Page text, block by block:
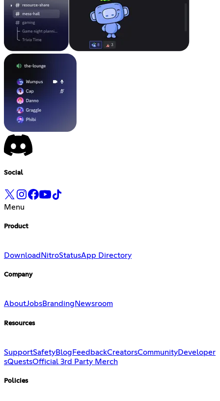
Social
Menu
Product
Download NitroStatusApp Directory
Company
AboutJobsBranding Newsroom
Resources
SupportSafetyBlog FeedbackCreatorsCommunityDeveloper
sQuestsOfficial 3rd Party Merch
Policies